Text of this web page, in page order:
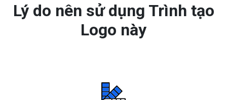
Lý do nên sử dụng Trình tạo
Logo này